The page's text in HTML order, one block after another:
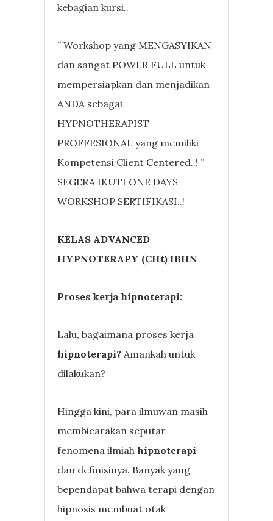
kebagian kursi..
” Workshop yang MENGASYIKAN
dan sangat POWER FULL untuk
mempersiapkan dan menjadikan
ANDA sebagai
HYPNOTHERAPIST
PROFFESIONAL yang memiliki
Kompetensi Client Centered..! ”
SEGERA IKUTI ONE DAYS
WORKSHOP SERTIFIKASI..!
KELAS ADVANCED
HYPNOTERAPY (CHt) IBHN
Proses kerja hipnoterapi:
Lalu, bagaimana proses kerja
hipnoterapi? Amankah untuk
dilakukan?
Hingga kini, para ilmuwan masih
membicarakan seputar
fenomena ilmiahhipnoterapi
dan definisinya. Banyak yang
bependapat bahwa terapi dengan
hipnosis membuat otak